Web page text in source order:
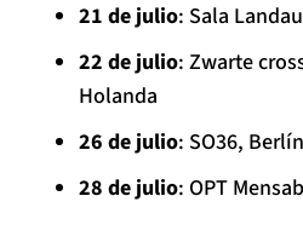
21 de julio: Sala
22 de julio: Zwarte
Holanda
26 de julio: SO36,
28 de julio: OPT